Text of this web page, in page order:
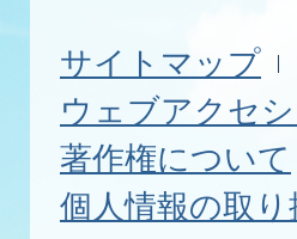
サイトマップ
ウェブアクセ
著作権について
個人情報の取り